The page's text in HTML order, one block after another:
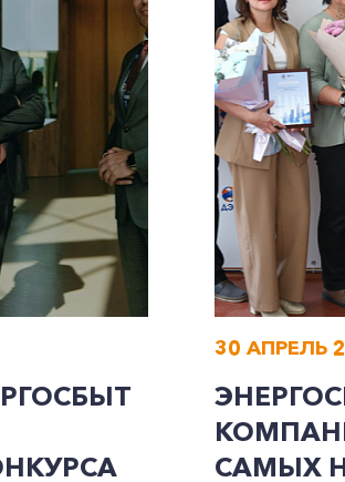
30 АПРЕЛЬ
САМЫХ